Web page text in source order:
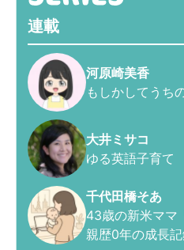
連載
河原崎美香
もしかしてうち
大井ミサコ
ゆる英語子育て
千代田橋そあ
43歳の新米ママ
親歴0年の成長記